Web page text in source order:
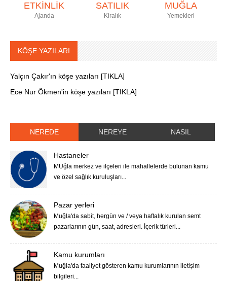
ETKİNLİK
Ajanda
SATILIK
Kiralık
MUĞLA
Yemekleri
KÖŞE YAZILARI
Yalçın Çakır'ın köşe yazıları [TIKLA]
Ece Nur Ökmen'in köşe yazıları [TIKLA]
NEREDE NEREYE NASIL
Hastaneler
MUğla merkez ve ilçeleri ile mahallelerde bulunan kamu
ve özel sağlık kuruluşları...
Pazar yerleri
Muğla'da sabit, hergün ve / veya haftalık kurulan semt
pazarlarının gün, saat, adresleri. İçerik türleri...
Kamu kurumları
Muğla'da faaliyet gösteren kamu kurumlarının iletişim
bilgileri...